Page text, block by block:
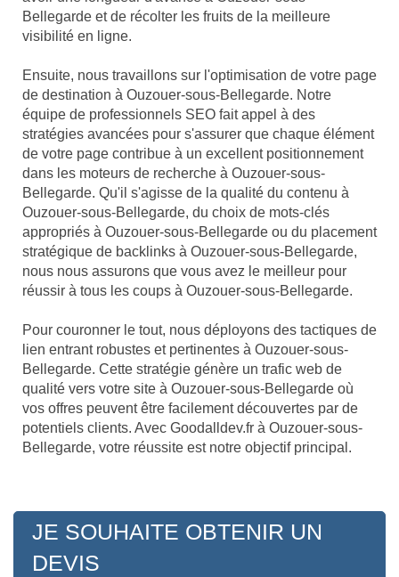
Bellegarde et de récolter les fruits de la meilleure
visibilité en ligne.
Ensuite, nous travaillons sur l'optimisation de votre page
de destination à Ouzouer-sous-Bellegarde. Notre
équipe de professionnels SEO fait appel à des
stratégies avancées pour s'assurer que chaque élément
de votre page contribue à un excellent positionnement
dans les moteurs de recherche à Ouzouer-sous-
Bellegarde. Qu'il s'agisse de la qualité du contenu à
Ouzouer-sous-Bellegarde, du choix de mots-clés
appropriés à Ouzouer-sous-Bellegarde ou du placement
stratégique de backlinks à Ouzouer-sous-Bellegarde,
nous nous assurons que vous avez le meilleur pour
réussir à tous les coups à Ouzouer-sous-Bellegarde.
Pour couronner le tout, nous déployons des tactiques de
lien entrant robustes et pertinentes à Ouzouer-sous-
Bellegarde. Cette stratégie génère un trafic web de
qualité vers votre site à Ouzouer-sous-Bellegarde où
vos offres peuvent être facilement découvertes par de
potentiels clients. Avec Goodalldev.fr à Ouzouer-sous-
Bellegarde, votre réussite est notre objectif principal.
JE SOUHAITE OBTENIR UN
DEVIS